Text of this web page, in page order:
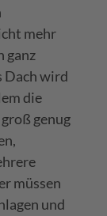
mehr
ganz
Dach wird
die
genug
müssen
und